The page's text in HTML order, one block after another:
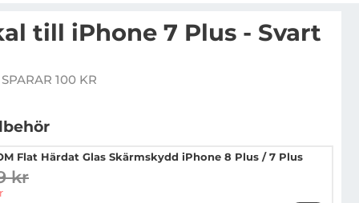
till iPhone 7 Plus - Svart
100 KR
Flat Härdat Glas Skärmskydd iPhone 8 Plus / 7 Plus
pris
kr